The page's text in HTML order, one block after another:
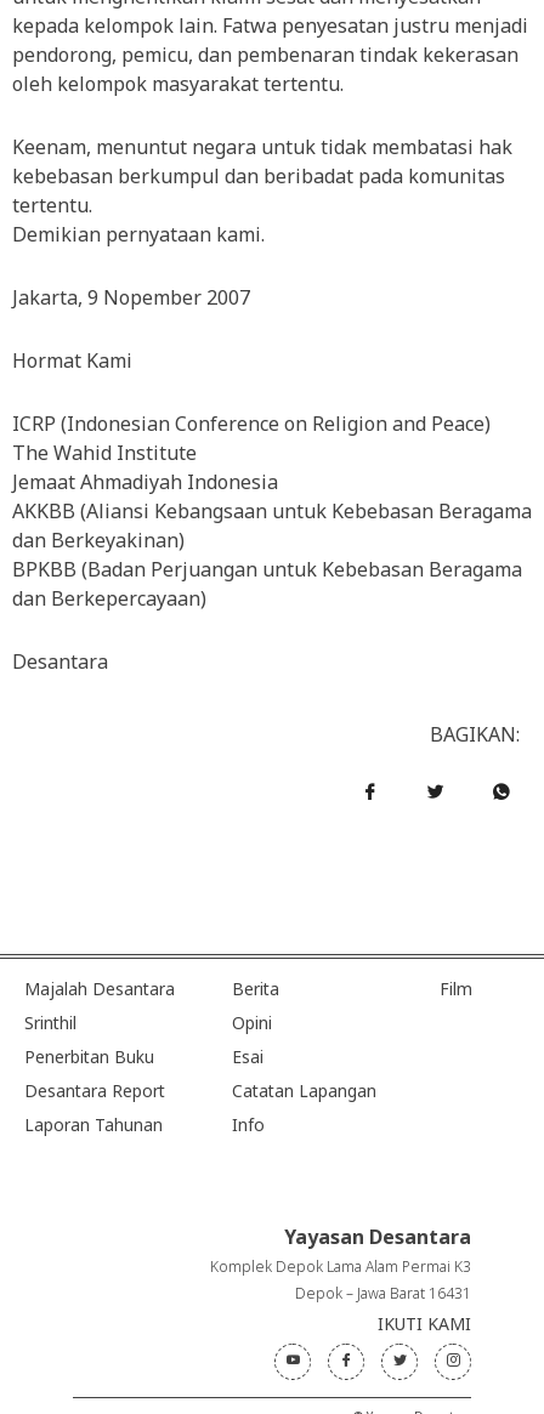
kepada kelompok lain. Fatwa penyesatan justru menjadi
pendorong, pemicu, dan pembenaran tindak kekerasan
oleh kelompok masyarakat tertentu.
Keenam, menuntut negara untuk tidak membatasi hak
kebebasan berkumpul dan beribadat pada komunitas
tertentu.
Demikian pernyataan kami.
Jakarta, 9 Nopember 2007
Hormat Kami
ICRP (Indonesian Conference on Religion and Peace)
The Wahid Institute
Jemaat Ahmadiyah Indonesia
AKKBB (Aliansi Kebangsaan untuk Kebebasan Beragama
dan Berkeyakinan)
BPKBB (Badan Perjuangan untuk Kebebasan Beragama
dan Berkepercayaan)
Desantara
BAGIKAN:
Majalah Desantara
Srinthil
Penerbitan Buku
Desantara Report
Laporan Tahunan
Berita
Opini
Esai
Catatan Lapangan
Info
Film
Yayasan Desantara
Komplek Depok Lama Alam Permai K3
Depok – Jawa Barat 16431
IKUTI KAMI